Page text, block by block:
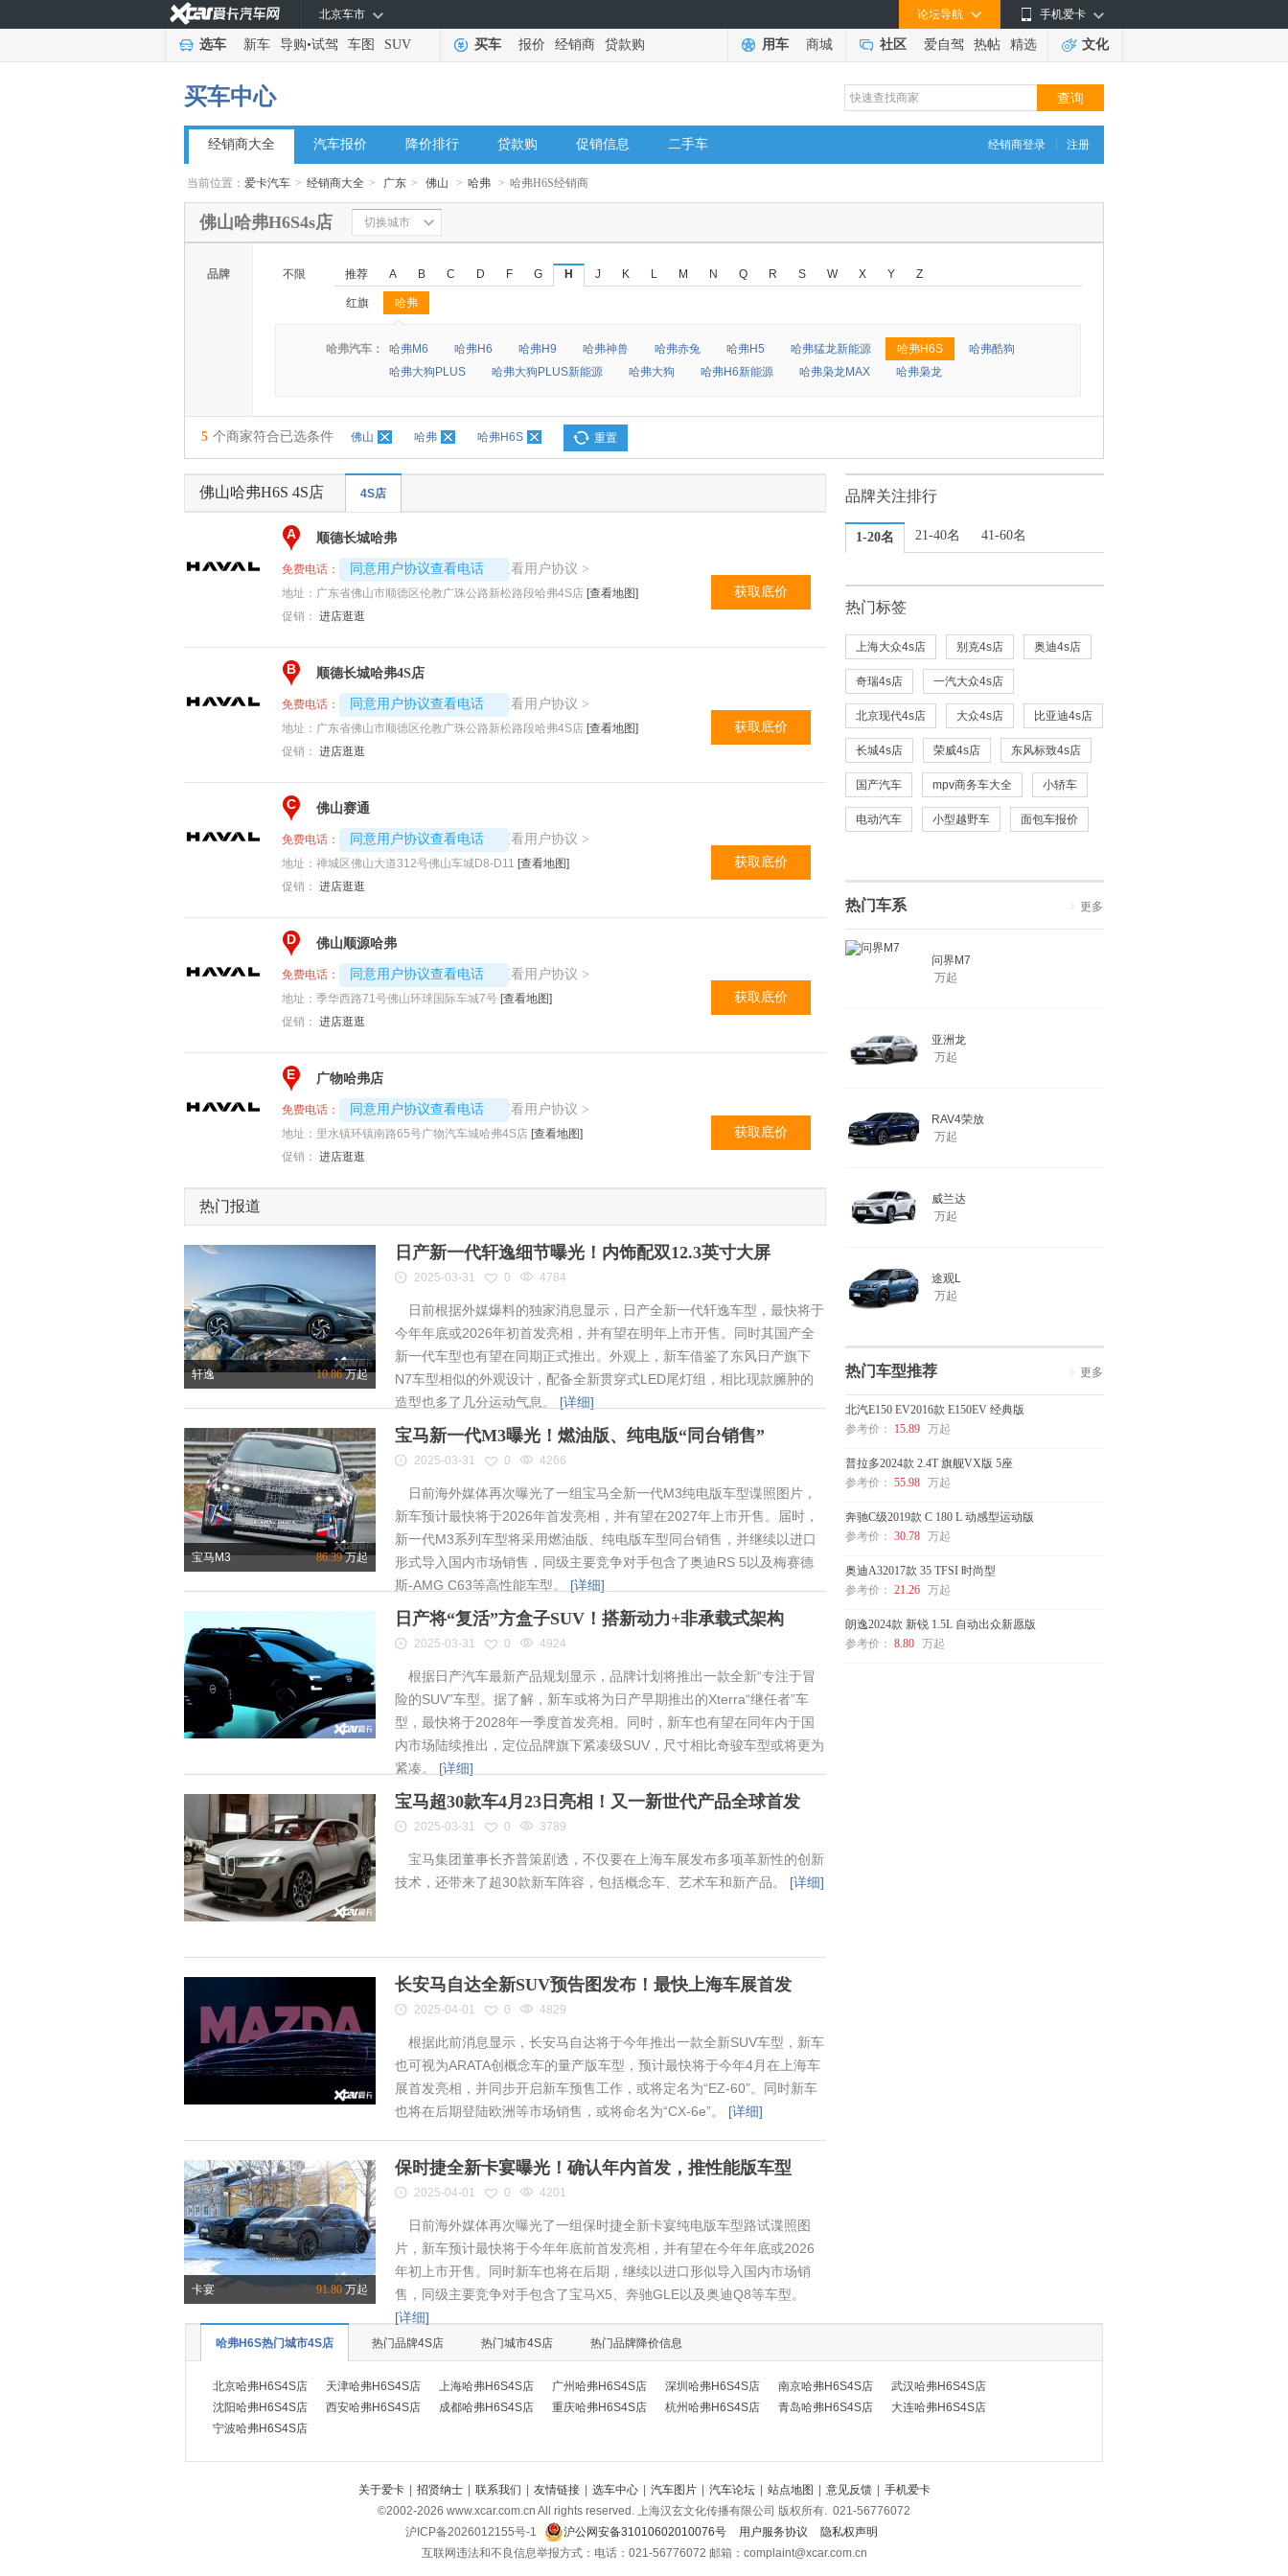
手机爱卡
论坛导航
北京车市
选车 新车 导购•试驾 车图 SUV 买车 报价 经销商 贷款购 用车 商城 社区 爱自驾 热帖 精选 文化
买车中心
经销商登录 注册
经销商大全 汽车报价 降价排行 贷款购 促销信息 二手车
当前位置： 爱卡汽车 > 经销商大全 > 广东 > 佛山 > 哈弗 > 哈弗H6S经销商
佛山哈弗H6S4s店 切换城市
品牌 不限 推荐 A B C D F G H J K L M N Q R S W X Y Z
红旗 哈弗
◆
◆
哈弗汽车： 哈弗M6 哈弗H6 哈弗H9 哈弗神兽 哈弗赤兔 哈弗H5 哈弗猛龙新能源 哈弗H6S
哈弗酷狗
哈弗大狗PLUS
哈弗大狗PLUS新能源 哈弗大狗 哈弗H6新能源 哈弗枭龙MAX 哈弗枭龙
5 个商家符合已选条件 佛山 哈弗 哈弗H6S 重置
佛山哈弗H6S 4S店 4S店
A 顺德长城哈弗
免费电话： 同意用户协议查看电话
4008194313-4599 查看用户协议 >
地址： 广东省佛山市顺德区伦教广珠公路新松路段哈弗4S店 [查看地图]
促销： 进店逛逛
获取底价
B 顺德长城哈弗4S店
免费电话： 同意用户协议查看电话
4008192707-7965 查看用户协议 >
地址： 广东省佛山市顺德区伦教广珠公路新松路段哈弗4S店 [查看地图]
促销： 进店逛逛
获取底价
C 佛山赛通
免费电话： 同意用户协议查看电话
4008192717-4102 查看用户协议 >
地址： 禅城区佛山大道312号佛山车城D8-D11 [查看地图]
促销： 进店逛逛
获取底价
D 佛山顺源哈弗
免费电话： 同意用户协议查看电话
4008194313-4400 查看用户协议 >
地址： 季华西路71号佛山环球国际车城7号 [查看地图]
促销： 进店逛逛
获取底价
E 广物哈弗店
免费电话： 同意用户协议查看电话
4008194313-4758 查看用户协议 >
地址： 里水镇环镇南路65号广物汽车城哈弗4S店 [查看地图]
促销： 进店逛逛
获取底价
热门报道
轩逸 10.86万起
日产新一代轩逸细节曝光！内饰配双12.3英寸大屏
2025-03-31 0 4784
日前根据外媒爆料的独家消息显示，日产全新一代轩逸车型，最快将于
今年年底或2026年初首发亮相，并有望在明年上市开售。同时其国产全
新一代车型也有望在同期正式推出。外观上，新车借鉴了东风日产旗下
N7车型相似的外观设计，配备全新贯穿式LED尾灯组，相比现款臃肿的
造型也多了几分运动气息。 [详细]
宝马M3 86.39万起
宝马新一代M3曝光！燃油版、纯电版“同台销售”
2025-03-31 0 4266
日前海外媒体再次曝光了一组宝马全新一代M3纯电版车型谍照图片，
新车预计最快将于2026年首发亮相，并有望在2027年上市开售。届时，
新一代M3系列车型将采用燃油版、纯电版车型同台销售，并继续以进口
形式导入国内市场销售，同级主要竞争对手包含了奥迪RS 5以及梅赛德
斯-AMG C63等高性能车型。 [详细]
日产将“复活”方盒子SUV！搭新动力+非承载式架构
2025-03-31 0 4924
根据日产汽车最新产品规划显示，品牌计划将推出一款全新“专注于冒
险的SUV”车型。据了解，新车或将为日产早期推出的Xterra“继任者”车
型，最快将于2028年一季度首发亮相。同时，新车也有望在同年内于国
内市场陆续推出，定位品牌旗下紧凑级SUV，尺寸相比奇骏车型或将更为
紧凑。 [详细]
宝马超30款车4月23日亮相！又一新世代产品全球首发
2025-03-31 0 3789
宝马集团董事长齐普策剧透，不仅要在上海车展发布多项革新性的创新
技术，还带来了超30款新车阵容，包括概念车、艺术车和新产品。 [详细]
长安马自达全新SUV预告图发布！最快上海车展首发
2025-04-01 0 4829
根据此前消息显示，长安马自达将于今年推出一款全新SUV车型，新车
也可视为ARATA创概念车的量产版车型，预计最快将于今年4月在上海车
展首发亮相，并同步开启新车预售工作，或将定名为“EZ-60”。同时新车
也将在后期登陆欧洲等市场销售，或将命名为“CX-6e”。 [详细]
卡宴 91.80万起
保时捷全新卡宴曝光！确认年内首发，推性能版车型
2025-04-01 0 4201
日前海外媒体再次曝光了一组保时捷全新卡宴纯电版车型路试谍照图
片，新车预计最快将于今年年底前首发亮相，并有望在今年年底或2026
年初上市开售。同时新车也将在后期，继续以进口形似导入国内市场销
售，同级主要竞争对手包含了宝马X5、奔驰GLE以及奥迪Q8等车型。
[详细]
品牌关注排行
1-20名 21-40名 41-60名
热门标签
上海大众4s店 别克4s店 奥迪4s店
奇瑞4s店 一汽大众4s店
北京现代4s店 大众4s店 比亚迪4s店
长城4s店 荣威4s店 东风标致4s店
国产汽车 mpv商务车大全 小轿车
电动汽车 小型越野车 面包车报价
热门车系 更多
问界M7
万起
亚洲龙
万起
RAV4荣放
万起
威兰达
万起
途观L
万起
热门车型推荐 更多
北汽E150 EV2016款 E150EV 经典版
参考价：
15.89 万起
普拉多2024款 2.4T 旗舰VX版 5座
参考价： 55.98 万起
奔驰C级2019款 C 180 L 动感型运动版
参考价： 30.78 万起
奥迪A32017款 35 TFSI 时尚型
参考价： 21.26 万起
朗逸2024款 新锐 1.5L 自动出众新愿版
参考价： 8.80 万起
哈弗H6S热门城市4S店 热门品牌4S店 热门城市4S店 热门品牌降价信息
北京哈弗H6S4S店 天津哈弗H6S4S店 上海哈弗H6S4S店 广州哈弗H6S4S店 深圳哈弗H6S4S店 南京哈弗H6S4S店
武汉哈弗H6S4S店
沈阳哈弗H6S4S店
西安哈弗H6S4S店 成都哈弗H6S4S店 重庆哈弗H6S4S店 杭州哈弗H6S4S店 青岛哈弗H6S4S店
大连哈弗H6S4S店
宁波哈弗H6S4S店
关于爱卡 | 招贤纳士 | 联系我们 | 友情链接 | 选车中心 | 汽车图片 | 汽车论坛 | 站点地图 | 意见反馈 | 手机爱卡
©2002-2026 www.xcar.com.cn All rights reserved. 上海汉玄文化传播有限公司 版权所有. 021-56776072
沪ICP备2026012155号-1
沪公网安备31010602010076号 用户服务协议
隐私权声明
互联网违法和不良信息举报方式：电话：021-56776072 邮箱：complaint@xcar.com.cn